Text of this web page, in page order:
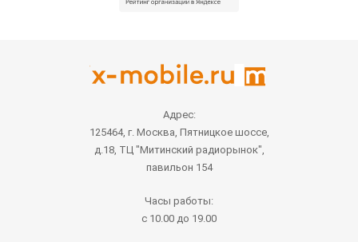
Адрес:
125464, г. Москва, Пятницкое шоссе,
д.18, ТЦ "Митинский радиорынок",
павильон 154
Часы работы:
с 10.00 до 19.00